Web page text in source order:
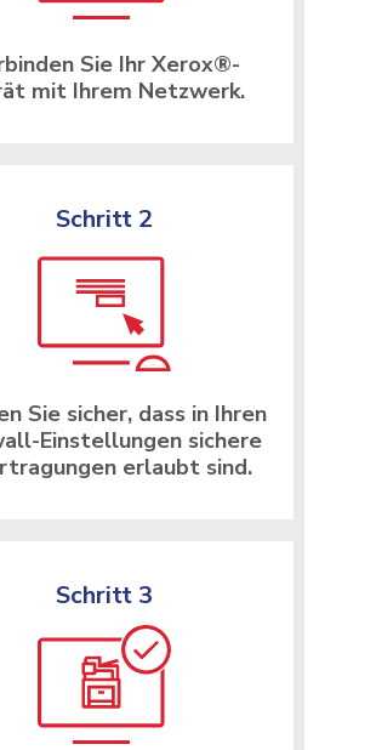
Sie Ihr Xerox®-
mit Ihrem Netzwerk.
Schritt 2
Sie sicher, dass in Ihren
Einstellungen sichere
erlaubt sind.
Schritt 3